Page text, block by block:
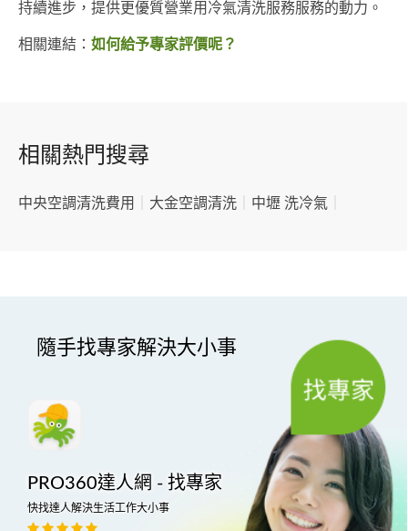
持續進步，提供更優質營業用冷氣清洗服務服務的動力。
相關連結： 如何給予專家評價呢？
相關熱門搜尋
中央空調清洗費用 大金空調清洗 中壢 洗冷氣
隨手找專家解決大小事
PRO360達人網 - 找專家
快找達人解決生活工作大小事